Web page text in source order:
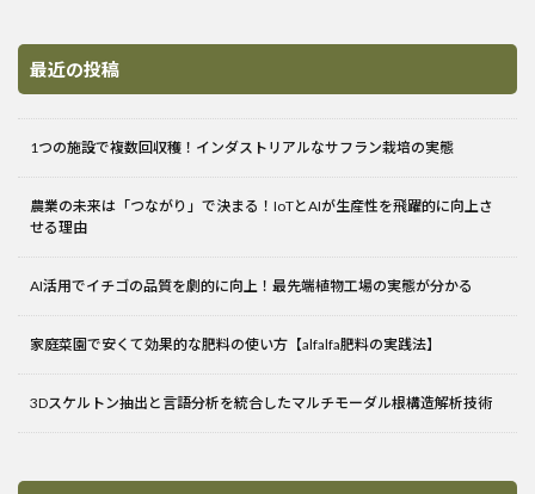
最近の投稿
1つの施設で複数回収穫！インダストリアルなサフラン栽培の実態
農業の未来は「つながり」で決まる！IoTとAIが生産性を飛躍的に向上さ
せる理由
AI活用でイチゴの品質を劇的に向上！最先端植物工場の実態が分かる
家庭菜園で安くて効果的な肥料の使い方【alfalfa肥料の実践法】
3Dスケルトン抽出と言語分析を統合したマルチモーダル根構造解析技術